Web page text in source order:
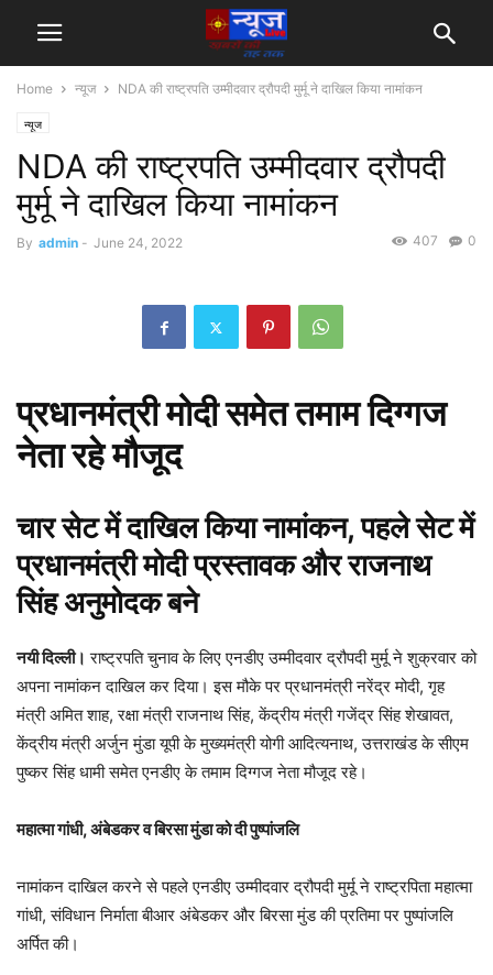
Home न्यूज NDA की राष्ट्रपति उम्मीदवार द्रौपदी मुर्मू ने दाखिल किया नामांकन
न्यूज
NDA की राष्ट्रपति उम्मीदवार द्रौपदी
मुर्मू ने दाखिल किया नामांकन
By admin - June 24, 2022 0
407
प्रधानमंत्री मोदी समेत तमाम दिग्गज
नेता रहे मौजूद
चार सेट में दाखिल किया नामांकन, पहले सेट में
प्रधानमंत्री मोदी प्रस्तावक और राजनाथ
सिंह अनुमोदक बने
नयी दिल्ली। राष्ट्रपति चुनाव के लिए एनडीए उम्मीदवार द्रौपदी मुर्मू ने शुक्रवार को
अपना नामांकन दाखिल कर दिया। इस मौके पर प्रधानमंत्री नरेंद्र मोदी, गृह
मंत्री अमित शाह, रक्षा मंत्री राजनाथ सिंह, केंद्रीय मंत्री गजेंद्र सिंह शेखावत,
केंद्रीय मंत्री अर्जुन मुंडा यूपी के मुख्यमंत्री योगी आदित्यनाथ, उत्तराखंड के सीएम
पुष्कर सिंह धामी समेत एनडीए के तमाम दिग्गज नेता मौजूद रहे।
महात्मा गांधी, अंबेडकरव बिरसा मुंडा को दी पुष्पांजलि
नामांकन दाखिल करने से पहले एनडीए उम्मीदवार द्रौपदी मुर्मू ने राष्ट्रपिता महात्मा
गांधी, संविधान निर्माता बीआर अंबेडकर और बिरसा मुंड की प्रतिमा पर पुष्पांजलि
अर्पित की।